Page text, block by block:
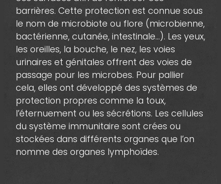
barrières. Cette protection est connue sous
le nom de microbiote ou flore (microbienne,
bactérienne, cutanée, intestinale…). Les yeux,
les oreilles, la bouche, le nez, les voies
urinaires et génitales offrent des voies de
passage pour les microbes. Pour pallier
cela, elles ont développé des systèmes de
protection propres comme la toux,
l’éternuement ou les sécrétions. Les cellules
du système immunitaire sont crées ou
stockées dans différents organes que l’on
nomme des organes lymphoïdes.